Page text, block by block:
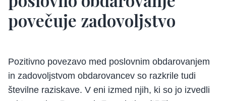
povečuje zadovoljstvo
Pozitivno povezavo med poslovnim obdarovanjem
in zadovoljstvom obdarovancev so razkrile tudi
številne raziskave. V eni izmed njih, ki so jo izvedli